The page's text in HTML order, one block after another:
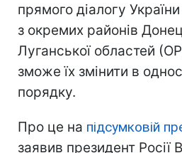
прямого діалогу
з окремих районів
Луганської областей
зможе їх змінити в
порядку.
Про це на підсумковій
заявив президент Росії